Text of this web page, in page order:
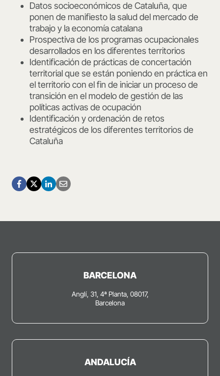
Datos socioeconómicos de Cataluña, que
ponen de manifiesto la salud del mercado de
trabajo y la economía catalana
Prospectiva de los programas ocupacionales
desarrollados en los diferentes territorios
Identificación de prácticas de concertación
territorial que se están poniendo en práctica en
el territorio con el fin de iniciar un proceso de
transición en el modelo de gestión de las
políticas activas de ocupación
Identificación y ordenación de retos
estratégicos de los diferentes territorios de
Cataluña
BARCELONA
Anglí, 31, 4ª Planta, 08017,
Barcelona
ANDALUCÍA